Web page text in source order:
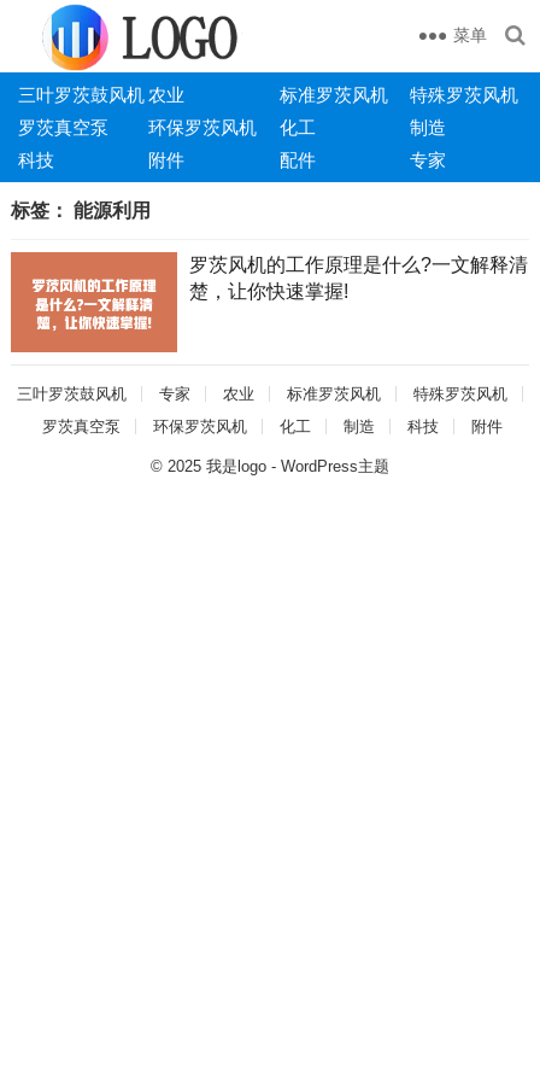
菜单
三叶罗茨鼓风机农业 标准罗茨风机
特殊罗茨风机
罗茨真空泵
环保罗茨风机 化工
制造
科技
附件 配件 专家
标签： 能源利用
罗茨风机的工作原理是什么?一文解释清
楚，让你快速掌握!
三叶罗茨鼓风机 专家 农业 标准罗茨风机
特殊罗茨风机
罗茨真空泵
环保罗茨风机 化工 制造 科技 附件
© 2025 我是logo- WordPress主题